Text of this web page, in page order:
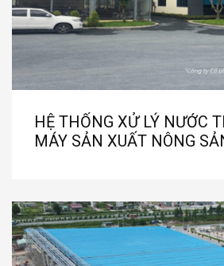
HỆ THỐNG XỬ LÝ NƯỚC
MÁY SẢN XUẤT NÔNG